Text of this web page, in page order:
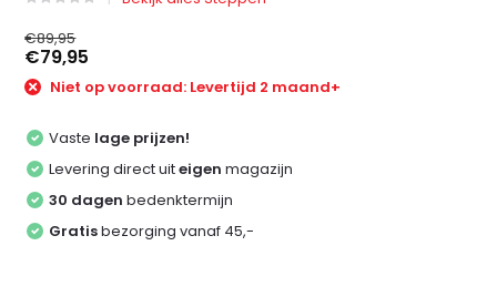
€89,95
€79,95
Niet op voorraad: Levertijd 2 maand+
Vaste lage prijzen!
Levering direct uiteigen magazijn
30 dagen bedenktermijn
Gratisbezorging vanaf 45,-